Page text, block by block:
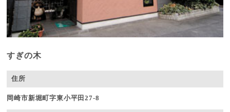
すぎの木
住所
岡崎市新堀町字東小平田27-8